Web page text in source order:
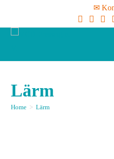
✉
Lärm
Home > Lärm